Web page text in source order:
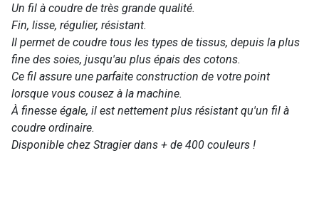
Un fil à coudre de très grande qualité.
Fin, lisse, régulier, résistant.
Il permet de coudre tous les types de tissus, depuis la plus
fine des soies, jusqu'au plus épais des cotons.
Ce fil assure une parfaite construction de votre point
lorsque vous cousez à la machine.
À finesse égale, il est nettement plus résistant qu'un fil à
coudre ordinaire.
Disponible chez Stragier dans + de 400 couleurs !